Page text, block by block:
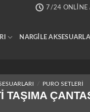
7/24 ONLINE
NARGILE
/ PURO SETLERI
TAŞIMA